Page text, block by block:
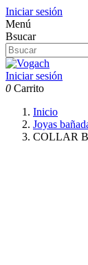
Iniciar sesión
Menú
Bsucar
Iniciar sesión
0 Carrito
Inicio
Joyas
COLLAR